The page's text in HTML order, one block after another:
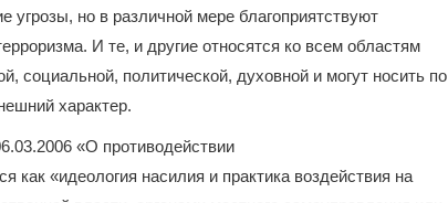
угрозы, но в различной мере благоприятствуют
И те, и другие относятся ко всем областям
социальной, политической, духовной и могут носить по
характер.
«О противодействии
как «идеология насилия и практика воздействия на